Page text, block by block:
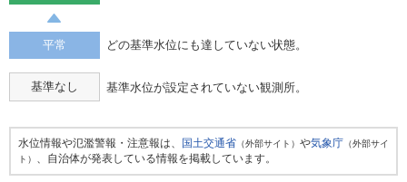
平常 どの基準水位にも達していない状態。
基準なし 基準水位が設定されていない観測所。
水位情報や氾濫警報・注意報は、 国土交通省 （外部サイト） や気象庁 （外部サイ
ト） 、自治体が発表している情報を掲載しています。